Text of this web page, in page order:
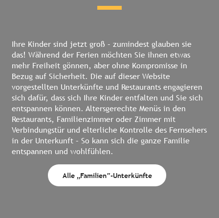
Ihre Kinder sind jetzt groß – zumindest glauben sie
das! Während der Ferien möchten Sie ihnen etwas
mehr Freiheit gönnen, aber ohne Kompromisse in
Bezug auf Sicherheit. Die auf dieser Website
vorgestellten Unterkünfte und Restaurants engagieren
sich dafür, dass sich Ihre Kinder entfalten und Sie sich
entspannen können. Altersgerechte Menüs in den
Restaurants, Familienzimmer oder Zimmer mit
Verbindungstür und elterliche Kontrolle des Fernsehers
in der Unterkunft – So kann sich die ganze Familie
entspannen und wohlfühlen.
Alle „Familien“-Unterkünfte